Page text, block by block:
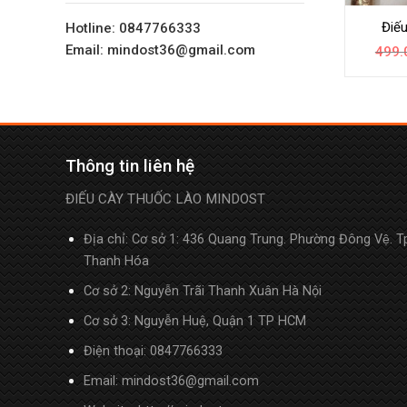
Hotline: 0847766333
Email: mindost36@gmail.com
Thông tin liên hệ
ĐIẾU CÀY THUỐC LÀO MINDOST
Địa chỉ: Cơ sở 1: 436 Quang Trung. Phường Đông Vệ.
Thanh Hóa
Cơ sở 2: Nguyễn Trãi Thanh Xuân Hà Nội
Cơ sở 3: Nguyễn Huệ, Quận 1 TP HCM
Điện thoại:0847766333
Email: mindost36@gmail.com